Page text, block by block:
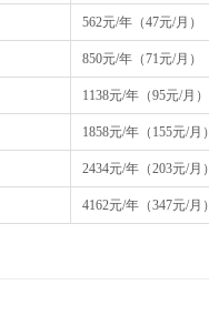
562元/年（47元/月）
850元/年（71元/月）
1138元/年（95元/月）
1858元/年（155元/月）
2434元/年（203元/月）
4162元/年（347元/月）